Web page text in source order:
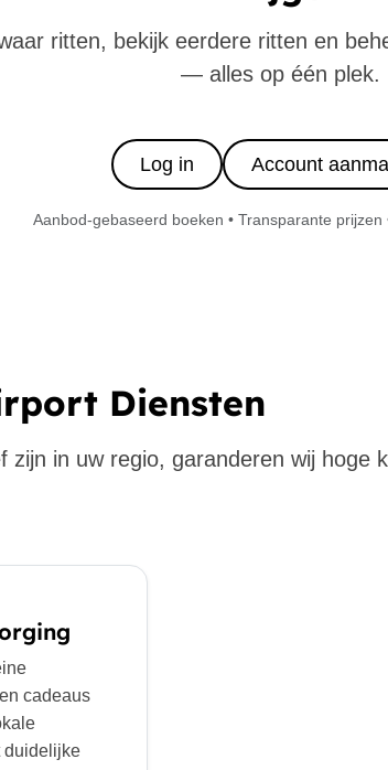
ritten, bekijk eerdere ritten en
— alles op één plek.
Log in Account
Aanbod-gebaseerd boeken • Transparante prijzen
Diensten
in uw regio, garanderen wij hoge
cadeaus
duidelijke